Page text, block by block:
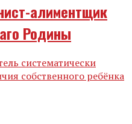
алиментщик
Родины
систематически
собственного ребёнка